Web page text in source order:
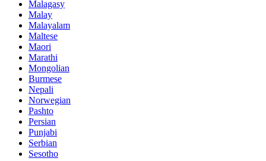
Malagasy
Malay
Malayalam
Maltese
Maori
Marathi
Mongolian
Burmese
Nepali
Norwegian
Pashto
Persian
Punjabi
Serbian
Sesotho